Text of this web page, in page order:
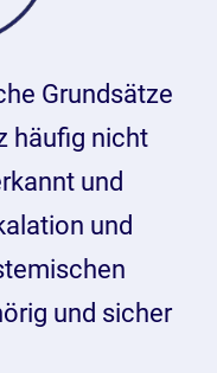
Grundsätze
häufig nicht
und
und
und sicher